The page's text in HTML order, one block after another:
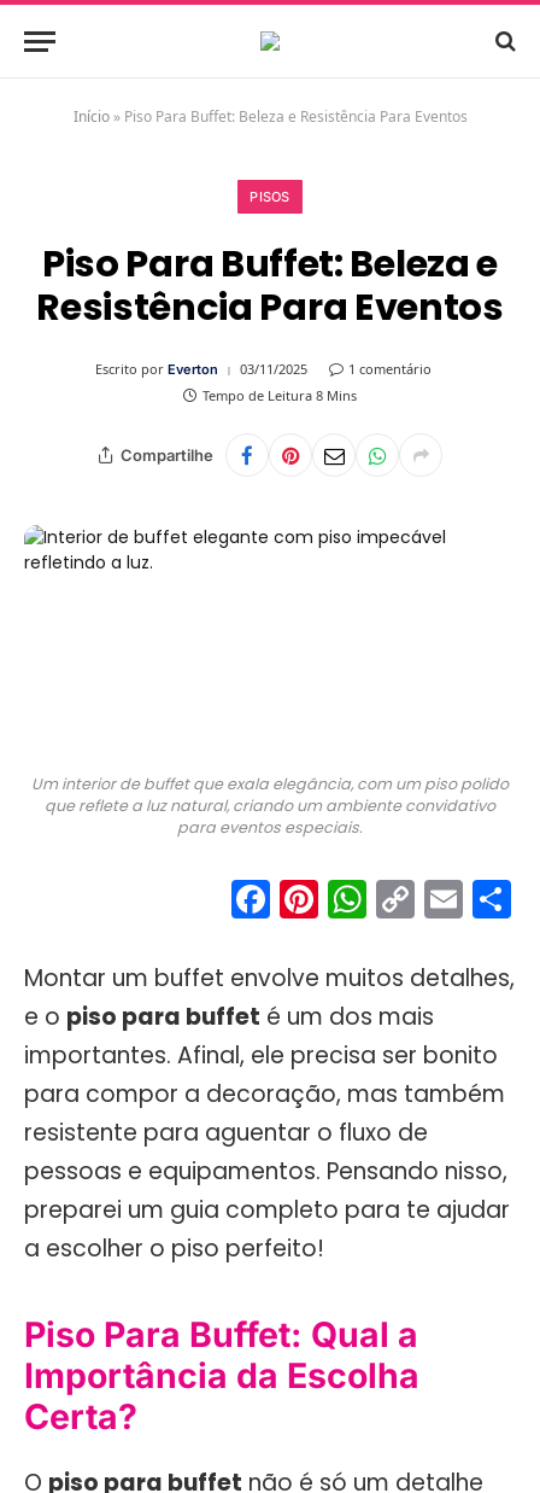
Início» Piso Para Buffet: Beleza e Resistência Para Eventos
PISOS
Piso Para Buffet: Beleza e
Resistência Para Eventos
Escrito por Everton 03/11/2025
1 comentário
Tempo de Leitura 8 Mins
Compartilhe
Um interior de buffet que exala elegância, com um piso polido
que reflete a luz natural, criando um ambiente convidativo
para eventos especiais.
Facebook
Pinterest
Copy
Montar um buffet envolve muitos detalhes,
e o piso para buffet é um dos mais
importantes. Afinal, ele precisa ser bonito
para compor a decoração, mas também
resistente para aguentar o fluxo de
pessoas e equipamentos. Pensando nisso,
preparei um guia completo para te ajudar
a escolher o piso perfeito!
Piso Para Buffet: Qual a
Importância da Escolha
Certa?
O piso para buffet não é só um detalhe